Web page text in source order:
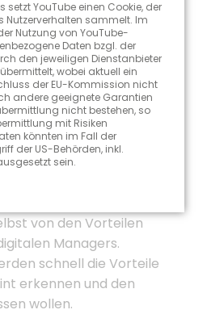
sondern bieten ebenfalls
an.
Team freuen sich darauf,
der Hand zu halten, damit
erfahren. Natürlich
dem Laufenden und
Anliegen erledigt ist.
einen Termin und
von den Vorteilen
Managers.
schnell die Vorteile
erkennen und den
wollen.
setzt YouTube einen Cookie, der
sammelt. Im
Nutzung von YouTube-
Daten bzgl. der
den jeweiligen Dienstanbieter
wobei aktuell ein
der EU-Kommission nicht
andere geeignete Garantien
nicht bestehen, so
mit Risiken
könnten im Fall der
der US-Behörden, inkl.
sein.